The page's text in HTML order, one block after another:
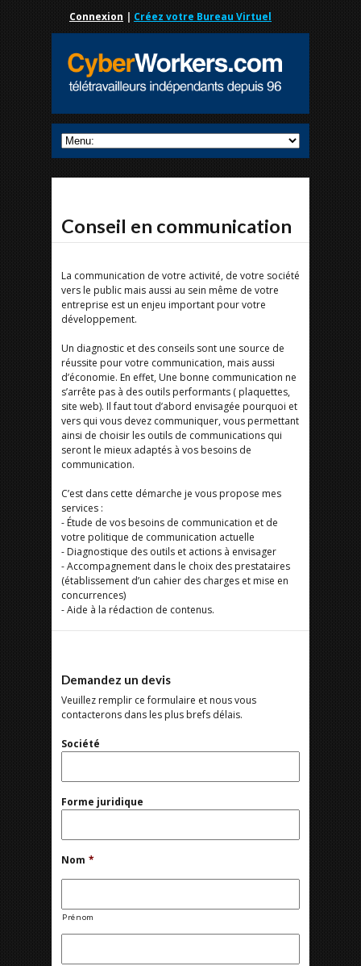
Connexion | Créez votre Bureau Virtuel
Conseil en communication
La communication de votre activité, de votre société
vers le public mais aussi au sein même de votre
entreprise est un enjeu important pour votre
développement.
Un diagnostic et des conseils sont une source de
réussite pour votre communication, mais aussi
d’économie. En effet, Une bonne communication ne
s’arrête pas à des outils performants ( plaquettes,
site web). Il faut tout d’abord envisagée pourquoi et
vers qui vous devez communiquer, vous permettant
ainsi de choisir les outils de communications qui
seront le mieux adaptés à vos besoins de
communication.
C’est dans cette démarche je vous propose mes
services :
- Étude de vos besoins de communication et de
votre politique de communication actuelle
- Diagnostique des outils et actions à envisager
- Accompagnement dans le choix des prestataires
(établissement d’un cahier des charges et mise en
concurrences)
- Aide à la rédaction de contenus.
Demandez un devis
Veuillez remplir ce formulaire et nous vous
contacterons dans les plus brefs délais.
Société
Forme juridique
Nom *
Prénom